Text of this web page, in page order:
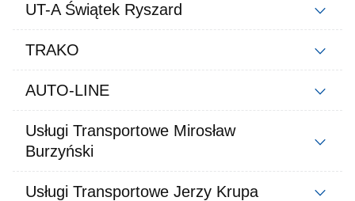
UT-A Świątek Ryszard
TRAKO
AUTO-LINE
Usługi Transportowe Mirosław
Burzyński
Usługi Transportowe Jerzy Krupa